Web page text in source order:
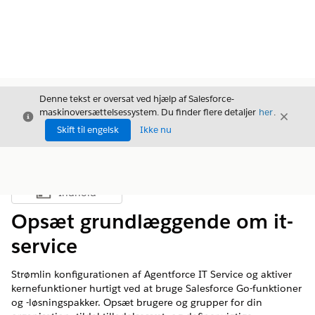
Luk
Denne tekst er oversat ved hjælp af Salesforce-
maskinoversættelsessystem. Du finder flere detaljer her.
Skift til engelsk
Ikke nu
Luk
Vis indholdsfortegnelse
Indhold
Opsæt grundlæggende om it-
service
Strømlin konfigurationen af Agentforce IT Service og aktiver
kernefunktioner hurtigt ved at bruge Salesforce Go-funktioner
og -løsningspakker. Opsæt brugere og grupper for din